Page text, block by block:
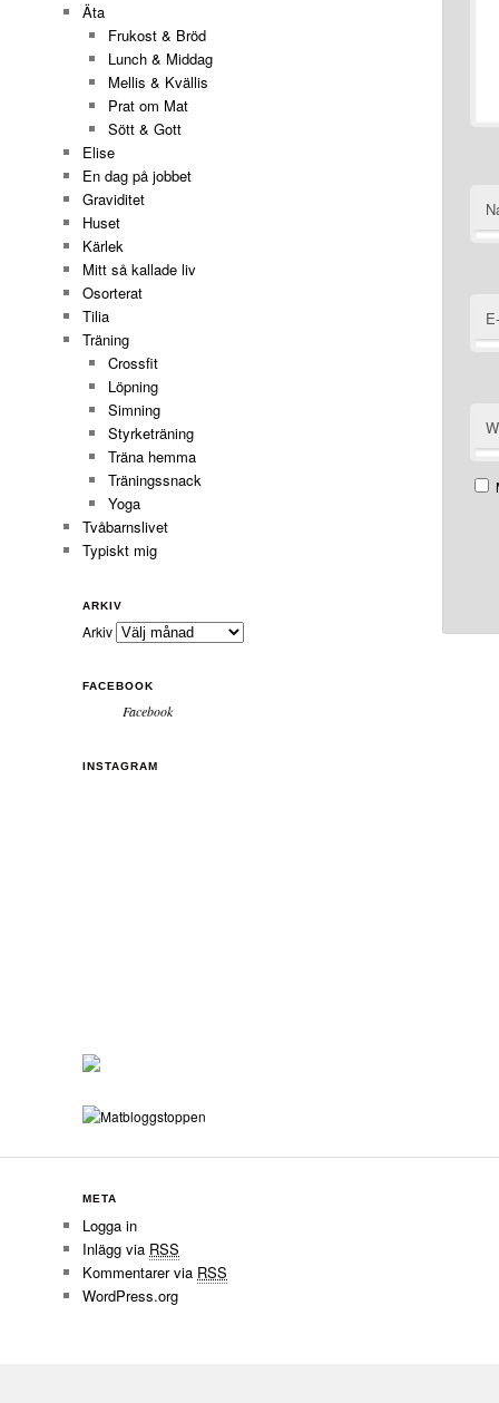
Äta
Frukost & Bröd
Lunch & Middag
Mellis & Kvällis
Prat om Mat
Sött & Gott
Elise
En dag på jobbet
Graviditet
Huset
Kärlek
Mitt så kallade liv
Osorterat
Tilia
Träning
Crossfit
Löpning
Simning
Styrketräning
Träna hemma
Träningssnack
Yoga
Tvåbarnslivet
Typiskt mig
ARKIV
Arkiv
FACEBOOK
Facebook
INSTAGRAM
META
Logga in
Inlägg via RSS
Kommentarer via RSS
WordPress.org